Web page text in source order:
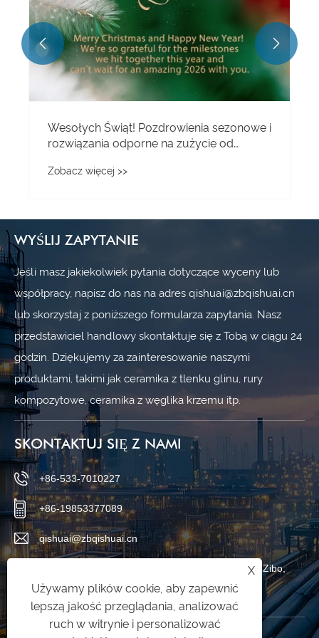
 
WYŚLIJ ZAPYTANIE
Jeśli masz jakiekolwiek pytania dotyczące wyceny lub
współpracy, napisz do nas na adres qishuai@zbqishuai.cn
lub skorzystaj z poniższego formularza zapytania. Nasz
przedstawiciel handlowy skontaktuje się z Tobą w ciągu 24
godzin. Dziękujemy za zainteresowanie naszymi
produktami, takimi jak ceramika z tlenku glinu, rury
kompozytowe, ceramika z węglika krzemu itp.
SKONTAKTUJ SIĘ Z NAMI
+86-533-7010227
+86-19853377089
qishuai@zbqishuai.cn
Park przemysłowy Phoenix, dystrykt Linzi, miasto Zibo,
prowincja Shandong, Chiny
X
Używamy plików cookie, aby zapewnić
lepszą jakość przeglądania, analizować
ruch w witrynie i personalizować